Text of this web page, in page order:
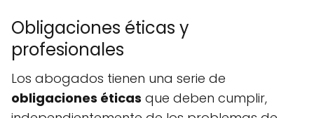
Obligaciones éticas y
profesionales
Los abogados tienen una serie de
obligaciones éticas que deben cumplir,